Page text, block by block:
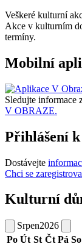
Veškeré kulturní
Akce v kulturním
termíny.
Mobilní
Sledujte informace
V OBRAZE.
Přihlášení
Dostávejte
Chci se
Kulturní
Srpen2026
Po Út St Čt Pá So